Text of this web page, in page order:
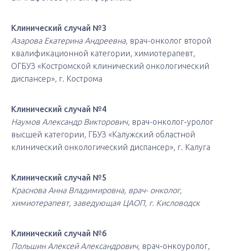
Клинический случай №3
Азарова Екатерина Андреевна, врач-онколог второй
квалификационной категории, химиотерапевт,
ОГБУЗ «Костромской клинический онкологический
диспансер», г. Кострома
Клинический случай №4
Наумов Александр Викторович, врач-онколог-уролог
высшей категории, ГБУЗ «Калужский областной
клинический онкологический диспансер», г. Калуга
Клинический случай №5
Краснова Анна Владимировна, врач- онколог,
химиотерапевт, заведующая ЦАОП, г. Кисловодск
Клинический случай №6
Польшин Алексей Александрович, врач-онкоуролог,